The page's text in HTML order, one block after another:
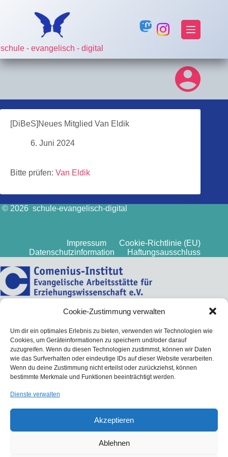
Cookie-Zustimmung verwalten
Um dir ein optimales Erlebnis zu bieten, verwenden wir Technologien wie
Cookies, um Geräteinformationen zu speichern und/oder darauf
zuzugreifen. Wenn du diesen Technologien zustimmst, können wir Daten
wie das Surfverhalten oder eindeutige IDs auf dieser Website verarbeiten.
Wenn du deine Zustimmung nicht erteilst oder zurückziehst, können
bestimmte Merkmale und Funktionen beeinträchtigt werden.
Dienste verwalten
Akzeptieren
Ablehnen
schule - evangelisch - digital
[DiBeS]Neues Mitglied Van Eldik
6. Juni 2024
Bitte prüfen: Van Eldik
© 2026 schule-evangelisch-digital
Impressum
Cookie-Richtlinie (EU)
Datenschutzinformation
Haftungsausschluss